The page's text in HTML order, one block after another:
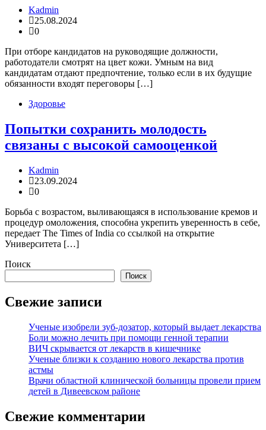
Kadmin
25.08.2024
0
​При отборе кандидатов на руководящие должности,
работодатели смотрят на цвет кожи. Умным на вид
кандидатам отдают предпочтение, только если в их будущие
обязанности входят переговоры […]
Здоровье
Попытки сохранить молодость
связаны с высокой самооценкой
Kadmin
23.09.2024
0
Борьба с возрастом, выливающаяся в использование кремов и
процедур омоложения, способна укрепить уверенность в себе,
передает The Times of India со ссылкой на открытие
Университета […]
Поиск
Поиск
Свежие записи
Ученые изобрели зуб-дозатор, который выдает лекарства
Боли можно лечить при помощи генной терапии
ВИЧ скрывается от лекарств в кишечнике
Ученые близки к созданию нового лекарства против
астмы
Врачи областной клинической больницы провели прием
детей в Дивеевском районе
Свежие комментарии